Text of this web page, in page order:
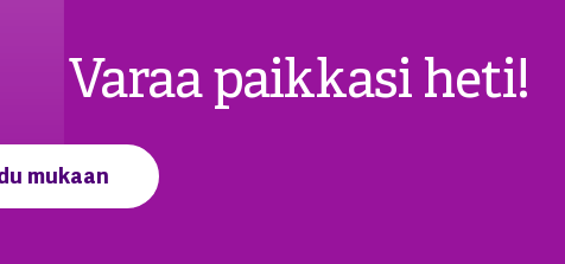
Varaa paikkasi heti!
mukaan